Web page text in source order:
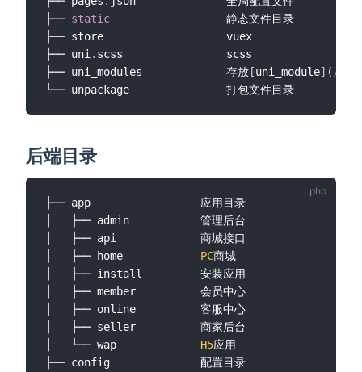
├── static
├── store					vuex
├── uni. scss				scss
├── uni_modules				存放 [uni_module] (/
后端目录
├── app					应用目录
│   ├── admin			管理后台
│   ├── api				商城接口
PC商城
│   ├── install			安装应用
│   ├── member			会员中心
│   ├── online			客服中心
│   ├── seller			商家后台
H5应用
├── config				配置目录